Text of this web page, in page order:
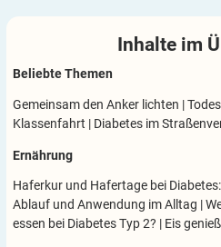
Inhalte im
Beliebte Themen
Gemeinsam den Anker lichten |
Klassenfahrt | Diabetes im
Ernährung
Haferkur und Hafertage bei
Ablauf und Anwendung im Alltag |
essen bei Diabetes Typ 2? | Eis